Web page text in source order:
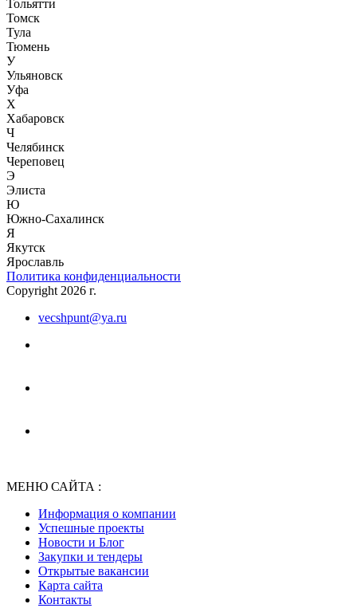
Тольятти
Томск
Тула
Тюмень
У
Ульяновск
Уфа
Х
Хабаровск
Ч
Челябинск
Череповец
Э
Элиста
Ю
Южно-Сахалинск
Я
Якутск
Ярославль
Политика конфиденциальности
Copyright 2026 г.
vecshpunt@ya.ru
МЕНЮ САЙТА :
Информация о компании
Успешные проекты
Новости и Блог
Закупки и тендеры
Открытые вакансии
Карта сайта
Контакты